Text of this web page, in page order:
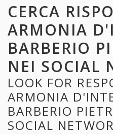
CERCA
ARMONIA
BARBERIO
NEI SOCIAL
LOOK FOR
ARMONIA
BARBERIO
SOCIAL